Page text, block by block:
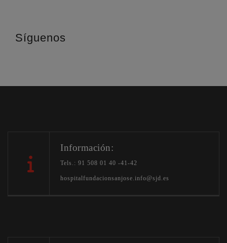
Síguenos
Información:
Tels.: 91 508 01 40 -41-42
hospitalfundacionsanjose.info@sjd.es